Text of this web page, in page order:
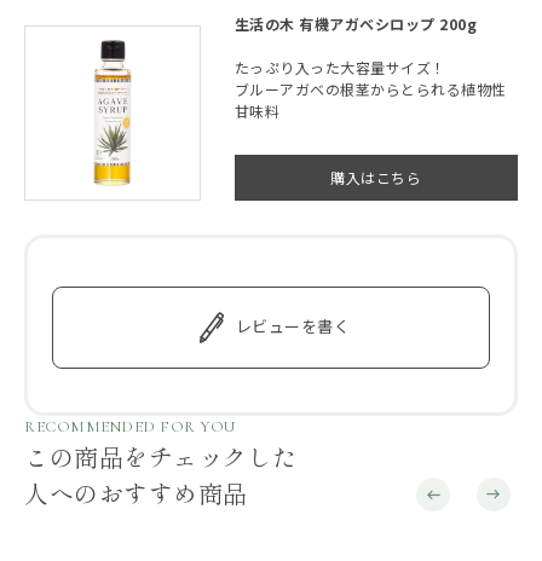
生活の木 有機アガベシロップ 200g
たっぷり入った大容量サイズ！
ブルーアガベの根茎からとられる植物性
甘味料
購入はこちら
レビューを書く
RECOMMENDED FOR YOU
この商品をチェックした
人へのおすすめ商品